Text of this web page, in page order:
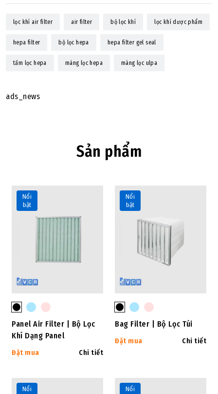
lọc khí air filter air filter bộ lọc khí lọc khí dược phẩm
hepa filter bộ lọc hepa hepa filter gel seal
tấm lọc hepa màng lọc hepa màng lọc ulpa
ads_news
Sản phẩm
Nổi
bật
Panel Air Filter | Bộ Lọc
Khí Dạng Panel
Đặt mua Chi tiết
Nổi
bật
Bag Filter | Bộ Lọc Túi
Đặt mua Chi tiết
Nổi
Nổi